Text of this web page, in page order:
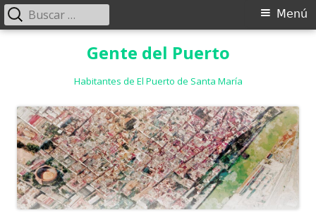
Gente del Puerto
Habitantes de El Puerto de Santa María
Menú
Menú
Buscar: